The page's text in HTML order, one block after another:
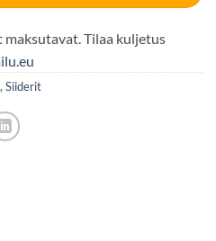
Tilaa kuljetus
, Siiderit